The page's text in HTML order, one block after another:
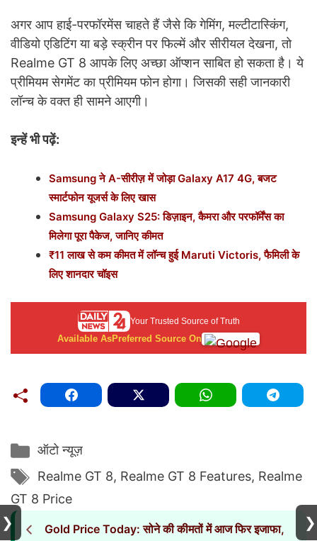
अगर आप हाई-परफॉरमेंस चाहते हैं जैसे कि गेमिंग, मल्टीटास्किंग,
वीडियो एडिटिंग या बड़े स्क्रीन पर फिल्में और सीरीयल देखना, तो
Realme GT 8 आपके लिए अच्छा ऑप्शन साबित हो सकता है। ये
प्रीमियम सेगमेंट का प्रीमियम फोन होगा। जिसकी सही जानकारी
लॉन्च के वक्त ही सामने आएगी।
इन्हें भी पढ़ें:
Samsung ने A-सीरीज़ में जोड़ा Galaxy A17 4G, बजट
स्मार्टफोन यूजर्स के लिए खास
Samsung Galaxy S25: डिज़ाइन, कैमरा और परफॉर्मेंस का
मिलेगा पूरा पैकेज, जानिए कीमत
₹11 लाख से कम कीमत में लॉन्च हुई Maruti Victoris, फैमिली के
लिए शानदार चॉइस
Your Trusted Source of Truth
Available AsPreferred Source On
Categories
ऑटो न्यूज़
Tags
Realme GT 8, Realme GT 8 Features, Realme
GT 8 Price
Gold Price Today: सोने की कीमतों में आज फिर इजाफा,
❯ ❯